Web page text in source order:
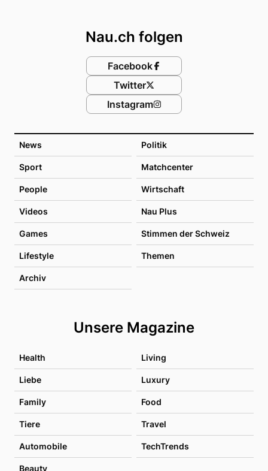
News Politik
Sport Matchcenter
People Wirtschaft
Videos Nau Plus
Games Stimmen der Schweiz
Lifestyle Themen
Archiv
Unsere Magazine
Health Living
Liebe Luxury
Family Food
Tiere Travel
Automobile TechTrends
Beauty
Nau.ch folgen
Facebook
Twitter
Instagram